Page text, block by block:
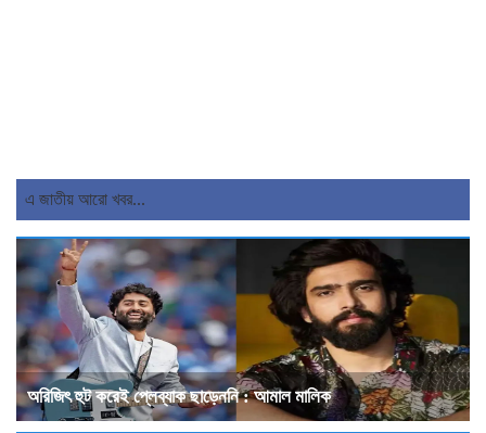
এ জাতীয় আরো খবর...
অরিজিৎ হুট করেই প্লেব্যাক ছাড়েননি : আমাল মালিক